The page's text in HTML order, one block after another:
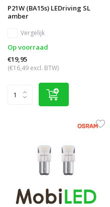
P21W (BA15s) LEDriving SL
amber
Vergelijk
Op voorraad
€19,95
(€16,49 excl. BTW)